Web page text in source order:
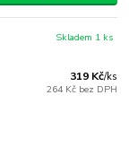
319 Kč/ks
264 Kč bez DPH
Skladem 1 ks